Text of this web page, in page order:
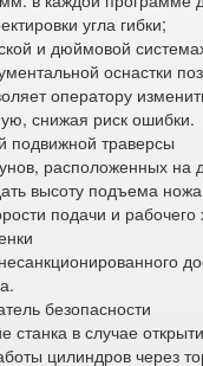
угла гибки;
и дюймовой
оснастки
оператору
снижая риск ошибки.
подвижной траверсы
расположенных на
высоту подъема ножа
подачи и рабочего
безопасности
станка в случае
цилиндров через